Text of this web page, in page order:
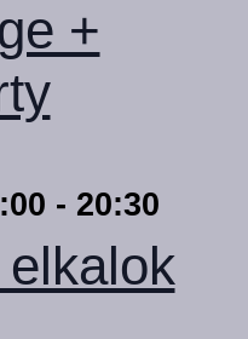
+
- 20:30